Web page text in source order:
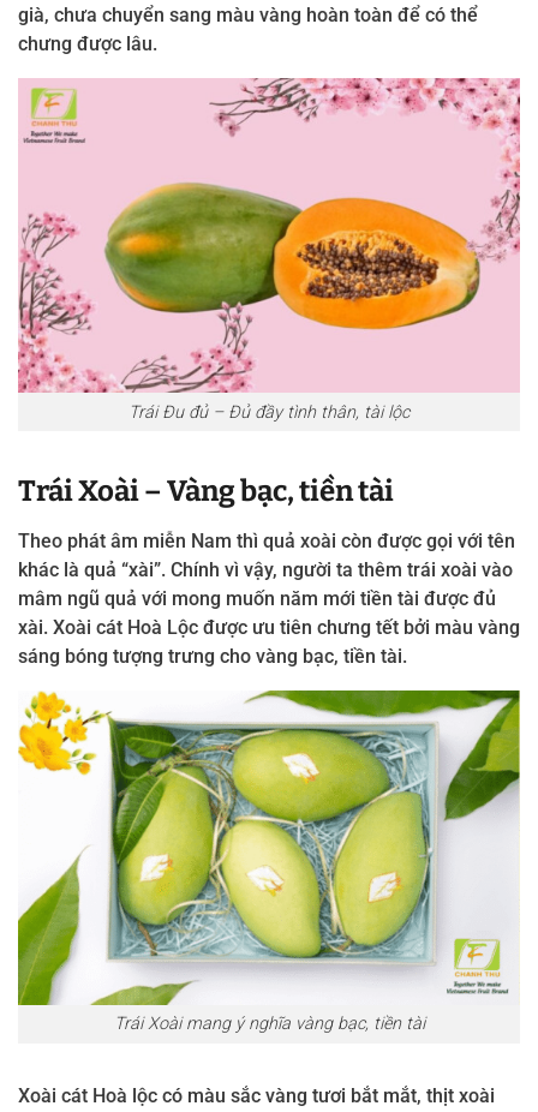
già, chưa chuyển sang màu vàng hoàn toàn để có thể
chưng được lâu.
Trái Đu đủ – Đủ đầy tình thân, tài lộc
Trái Xoài – Vàng bạc, tiền tài
Theo phát âm miễn Nam thì quả xoài còn được gọi với tên
khác là quả “xài”. Chính vì vậy, người ta thêm trái xoài vào
mâm ngũ quả với mong muốn năm mới tiền tài được đủ
xài. Xoài cát Hoà Lộc được ưu tiên chưng tết bởi màu vàng
sáng bóng tượng trưng cho vàng bạc, tiền tài.
Trái Xoài mang ý nghĩa vàng bạc, tiền tài
Xoài cát Hoà lộc có màu sắc vàng tươi bắt mắt, thịt xoài